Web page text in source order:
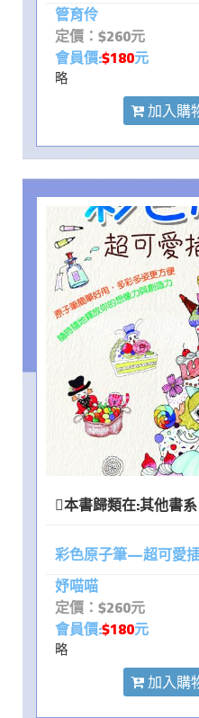
管育伶
定價：$260元
會員價:$180元
略
加入購
本書歸類在:其他書系
彩色原子筆—超可愛
妤喵喵
定價：$260元
會員價:$180元
略
加入購